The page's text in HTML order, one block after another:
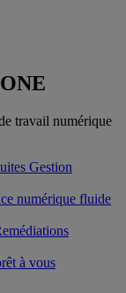
travail numérique
Gestion
numérique fluide
à vous